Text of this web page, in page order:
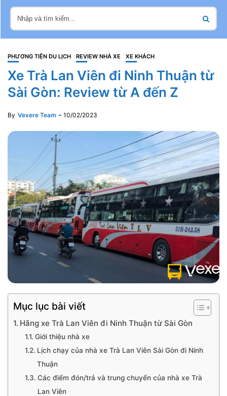
PHƯƠNG TIỆN DU LỊCH REVIEW NHÀ XE XE KHÁCH
Xe Trà Lan Viên đi Ninh Thuận từ
Sài Gòn: Review từ A đến Z
By Vexere Team 10/02/2023
Mục lục bài viết
Hãng xe Trà Lan Viên đi Ninh Thuận từ Sài Gòn
Giới thiệu nhà xe
Lịch chạy của nhà xe Trà Lan Viên Sài Gòn đi Ninh
Thuận
Các điểm đón/trả và trung chuyển của nhà xe Trà
Lan Viên